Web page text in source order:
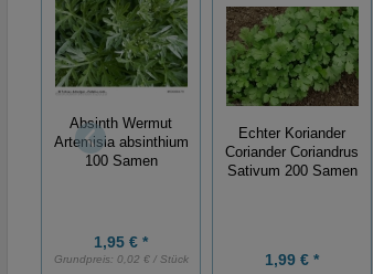
Absinth Wermut
Artemisia absinthium
100 Samen
1,95 € *
Grundpreis: 0,02 € / Stück
Echter Koriander
Coriander Coriandrus
Sativum 200 Samen
1,99 € *